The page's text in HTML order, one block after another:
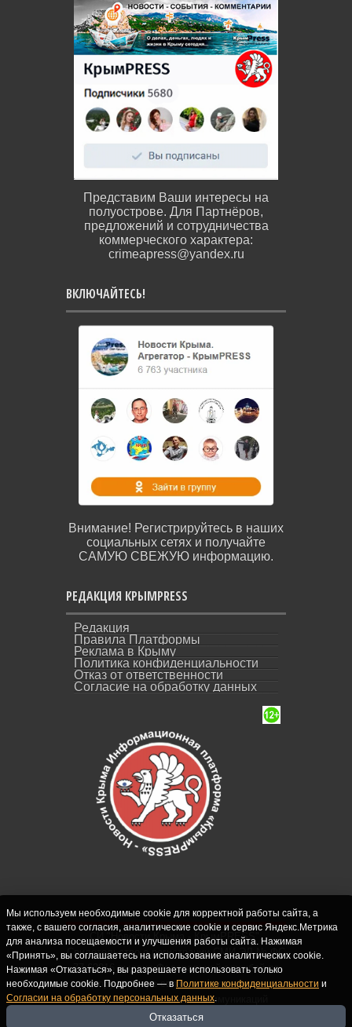
Представим Ваши интересы на
полуострове. Для Партнёров,
предложений и сотрудничества
коммерческого характера:
crimeapress@yandex.ru
ВКЛЮЧАЙТЕСЬ!
Внимание! Регистрируйтесь в наших
социальных сетях и получайте
САМУЮ СВЕЖУЮ информацию.
РЕДАКЦИЯ КРЫМPRESS
Редакция
Правила Платформы
Реклама в Крыму
Политика конфиденциальности
Отказ от ответственности
Согласие на обработку данных
СИ "Новости Крыма - КрымPRESS".
Свидетельство о регистрации СМИ ЭЛ № ФС
77-62916 выдано Федеральной службой по
надзору в сфере связи, информационных
технологий и массовых коммуникаций
(Роскомнадзор) 10.09.2015. Учредитель и
Мы используем необходимые cookie для корректной работы сайта, а
также, с вашего согласия, аналитические cookie и сервис Яндекс.Метрика
для анализа посещаемости и улучшения работы сайта. Нажимая
«Принять», вы соглашаетесь на использование аналитических cookie.
Нажимая «Отказаться», вы разрешаете использовать только
необходимые cookie. Подробнее — в Политике конфиденциальности и
Согласии на обработку персональных данных.
Отказаться